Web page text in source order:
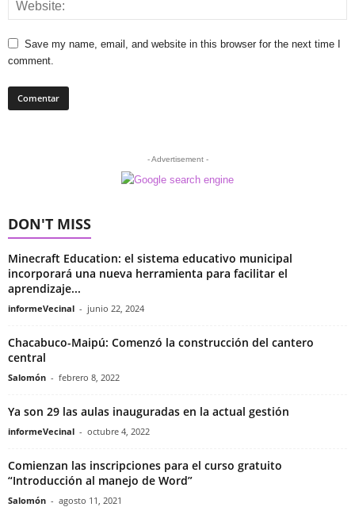
Save my name, email, and website in this browser for the next time I
comment.
- Advertisement -
DON'T MISS
Minecraft Education: el sistema educativo municipal
incorporará una nueva herramienta para facilitar el
aprendizaje...
informeVecinal - junio 22, 2024
Chacabuco-Maipú: Comenzó la construcción del cantero
central
Salomón - febrero 8, 2022
Ya son 29 las aulas inauguradas en la actual gestión
informeVecinal - octubre 4, 2022
Comienzan las inscripciones para el curso gratuito
“Introducción al manejo de Word”
Salomón - agosto 11, 2021